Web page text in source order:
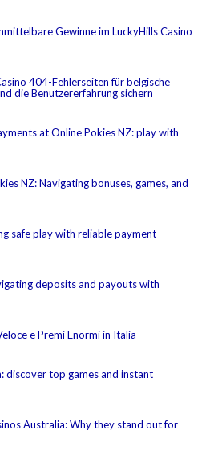
Gewinne im LuckyHills Casino
404-Fehlerseiten für belgische
die Benutzererfahrung sichern
at Online Pokies NZ: play with
NZ: Navigating bonuses, games, and
safe play with reliable payment
deposits and payouts with
e Premi Enormi in Italia
discover top games and instant
Australia: Why they stand out for